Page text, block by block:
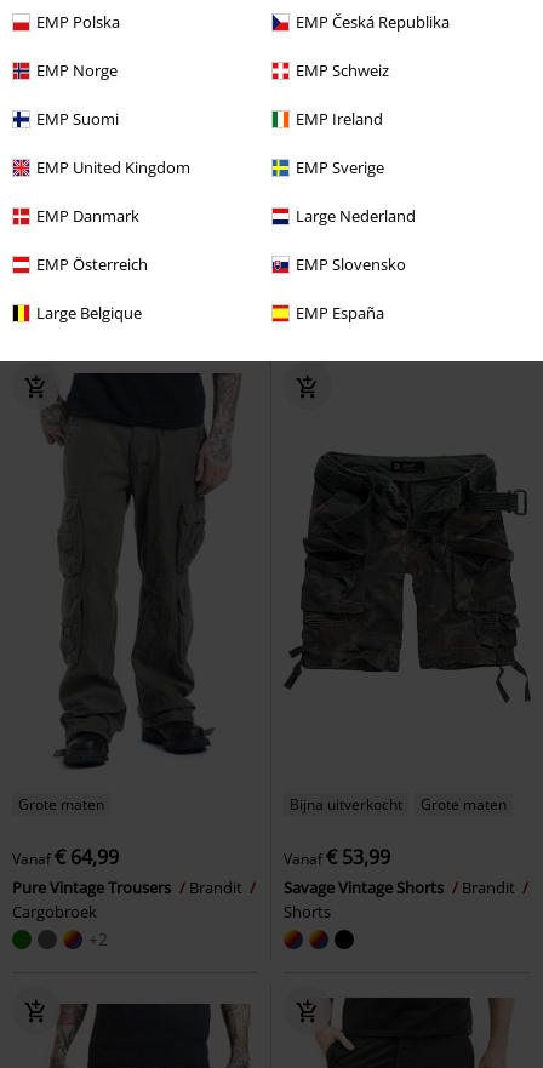
EMP Polska EMP Česká Republika
EMP Norge EMP Schweiz
EMP Suomi EMP Ireland
EMP United Kingdom EMP Sverige
EMP Danmark Large Nederland
EMP Österreich EMP Slovensko
Large Belgique EMP España
%
€ 30,99
Ripstop Slim Fit Combi Trousers
Bijna uitverkocht
€ 43,99
Urban Legend 3/4 Shorts
Grote maten
Vanaf€ 64,99
Pure Vintage Trousers
Brandit
Cargobroek
+2
Bijna uitverkocht Grote maten
Vanaf€ 53,99
Savage Vintage Shorts
Brandit
Shorts